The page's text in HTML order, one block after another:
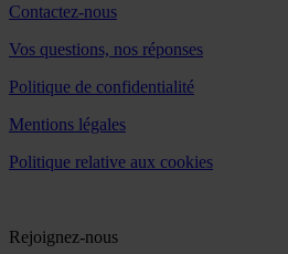
Contactez-nous
Vos questions, nos réponses
Politique de confidentialité
Mentions légales
Politique relative aux cookies
Rejoignez-nous